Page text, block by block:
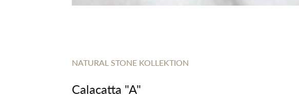
NATURAL STONE KOLLEKTION
Calacatta "A"